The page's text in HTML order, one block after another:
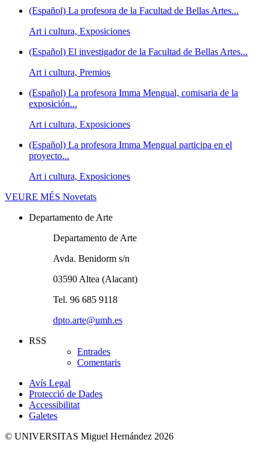
(Español) La profesora de la Facultad de Bellas Artes...
Art i cultura, Exposiciones
(Español) El investigador de la Facultad de Bellas Artes...
Art i cultura, Premios
(Español) La profesora Imma Mengual, comisaria de la
exposición...
Art i cultura, Exposiciones
(Español) La profesora Imma Mengual participa en el
proyecto...
Art i cultura, Exposiciones
VEURE MÉS Novetats
Departamento de Arte
Departamento de Arte
Avda. Benidorm s/n
03590 Altea (Alacant)
Tel. 96 685 9118
dpto.arte@umh.es
RSS
Entrades
Comentaris
Avís Legal
Protecció de Dades
Accessibilitat
Galetes
© UNIVERSITAS Miguel Hernández 2026